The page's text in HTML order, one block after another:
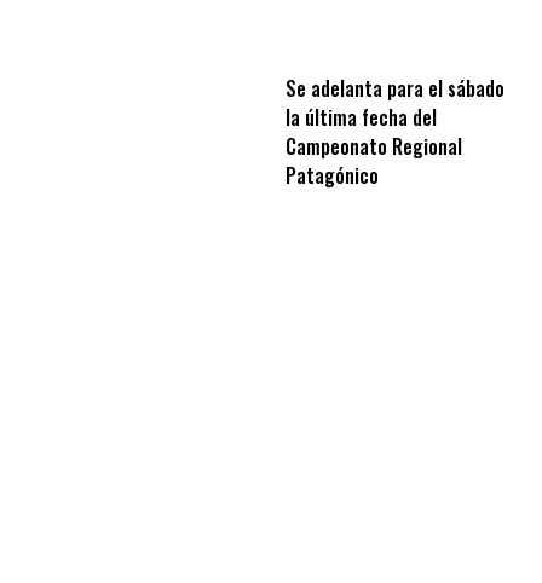
Se adelanta para el sábado
la última fecha del
Campeonato Regional
Patagónico